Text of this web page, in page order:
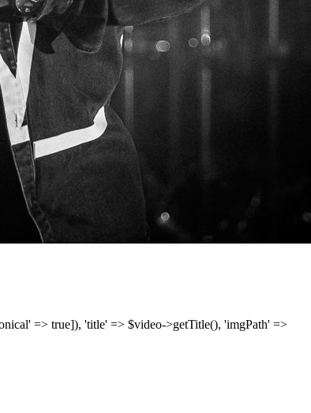
=> true]), 'title' => $video->getTitle(), 'imgPath' =>